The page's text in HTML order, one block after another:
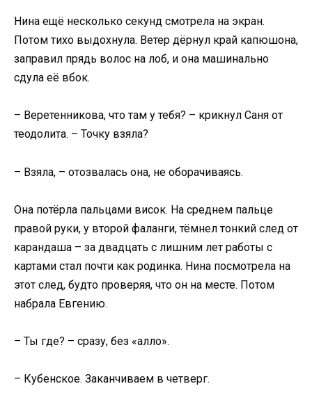
Нина ещё несколько секунд смотрела на экран.
Потом тихо выдохнула. Ветер дёрнул край капюшона,
заправил прядь волос на лоб, и она машинально
сдула её вбок.
– Веретенникова, что там у тебя? – крикнул Саня от
теодолита. – Точку взяла?
– Взяла, – отозвалась она, не оборачиваясь.
Она потёрла пальцами висок. На среднем пальце
правой руки, у второй фаланги, тёмнел тонкий след от
карандаша – за двадцать с лишним лет работы с
картами стал почти как родинка. Нина посмотрела на
этот след, будто проверяя, что он на месте. Потом
набрала Евгению.
– Ты где? – сразу, без «алло».
– Кубенское. Заканчиваем в четверг.